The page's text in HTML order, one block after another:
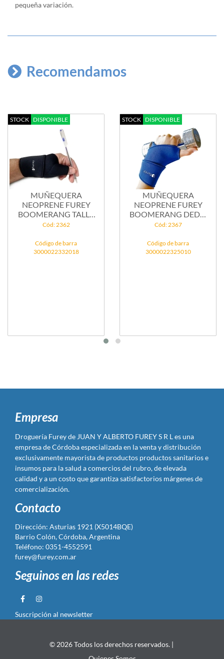
pequeña variación.
Recomendamos
STOCK DISPONIBLE
MUÑEQUERA
NEOPRENE FUREY
BOOMERANG TALLE
3
Cód: 2362
Código de barra
3000022332018
STOCK DISPONIBLE
MUÑEQUERA
NEOPRENE FUREY
BOOMERANG DEDO
LIBRE...
Cód: 2367
Código de barra
3000022325010
Empresa
Droguería Furey de JUAN Y ALBERTO FUREY S R L es una
empresa de Córdoba especializada en la venta y distribución
exclusivamente mayorista de productos productos sanitarios e
insumos para la salud a comercios del rubro, de elevada
calidad y a un costo que garantiza satisfactorios márgenes de
comercialización.
Contacto
Dirección: Asturias 1921 (X5014BQE)
Barrio Colón, Córdoba, Argentina
Teléfono: 0351-4552591
furey@furey.com.ar
Seguinos en las redes
Suscripción al newsletter
© 2026 Todos los derechos reservados. |